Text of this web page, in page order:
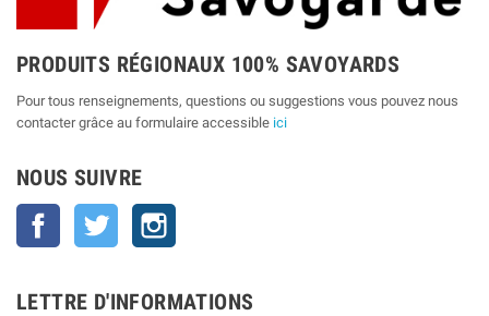
PRODUITS RÉGIONAUX 100% SAVOYARDS
Pour tous renseignements, questions ou suggestions vous pouvez nous
contacter grâce au formulaire accessible ici
NOUS SUIVRE
Facebook Twitter
LETTRE D'INFORMATIONS